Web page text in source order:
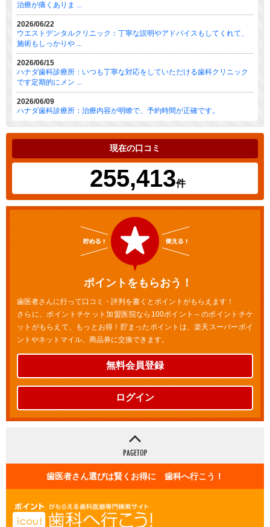
治療が痛くありま ...
2026/06/22
ウエストデンタルクリニック：丁寧な説明やアドバイスもしてくれて、
施術もしっかりや ...
2026/06/15
ハナダ歯科診療所：いつも丁寧な対応をしていただける歯科クリニック
です定期的にメン ...
2026/06/09
ハナダ歯科診療所：治療内容が明瞭で、予約時間が正確です。
現在の口コミ
255,413件
ポイントをもらおう！
歯医者さんに行って口コミ・評判を書くとポイントがもらえます！
さらに、ポイントチケット加盟医院なら100ポイント～のポイントチケ
ットがもらえて、もっとお得！貯まったポイントは、楽天スーパーポイ
ントやネットマイル、商品券に交換できます。
無料会員登録
ログイン
歯医者さん選びは賢くお得に 歯科へ行こう！